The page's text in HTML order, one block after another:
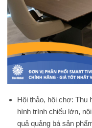
Hội thảo, hội chợ: Thu
hình trình chiếu lớn,
quả quảng bá sản